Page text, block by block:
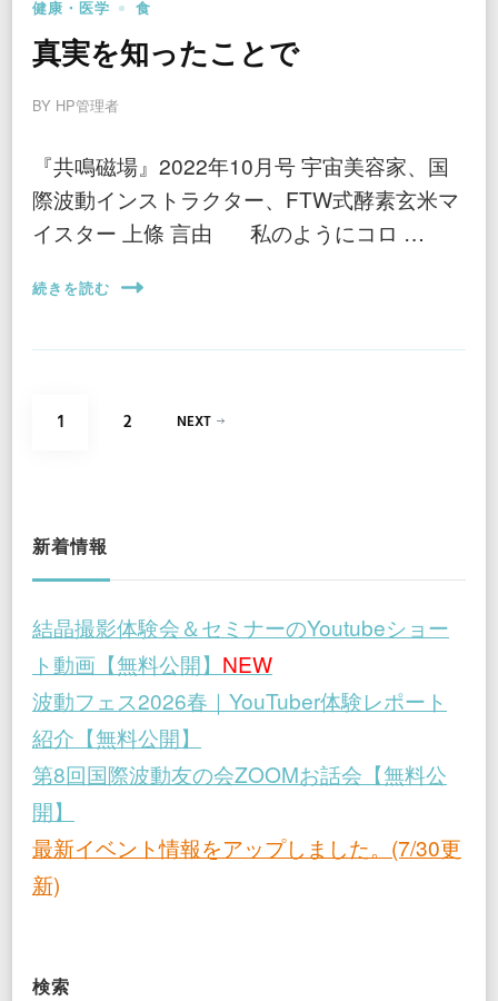
健康・医学 食
真実を知ったことで
BY HP管理者
『共鳴磁場』2022年10月号 宇宙美容家、国
際波動インストラクター、FTW式酵素玄米マ
イスター 上條 言由 私のようにコロ …
続きを読む
投
ペ
ー
ジ
送
り
PAGE
1 PAGE
2 NEXT
新着情報
結晶撮影体験会＆セミナーのYoutubeショー
ト動画【無料公開】 NEW
波動フェス2026春｜YouTuber体験レポート
紹介【無料公開】
第8回国際波動友の会ZOOMお話会【無料公
開】
最新イベント情報をアップしました。(7/30更
新)
検索